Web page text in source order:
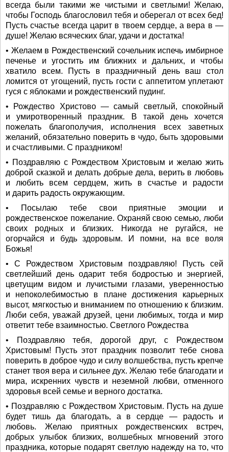
всегда были такими же чистыми и светлыми! Желаю,
чтобы Господь благословил тебя и оберегал от всех бед!
Пусть счастье всегда царит в твоем сердце, а вера в —
душе! Желаю всяческих благ, удачи и достатка!
• Желаем в Рождественский сочельник испечь имбирное
печенье и угостить им ближних и дальних, и чтобы
хватило всем. Пусть в праздничный день ваш стол
ломится от угощений, пусть гости с аппетитом уплетают
гуся с яблоками и рождественский пудинг.
• Рождество Христово — самый светлый, спокойный
и умиротворенный праздник. В такой день хочется
пожелать благополучия, исполнения всех заветных
желаний, обязательно поверить в чудо, быть здоровыми
и счастливыми. С праздником!
• Поздравляю с Рождеством Христовым и желаю жить
доброй сказкой и делать добрые дела, верить в любовь
и любить всем сердцем, жить в счастье и радости
и дарить радость окружающим.
• Посылаю тебе свои приятные эмоции и
рождественское пожелание. Охраняй свою семью, люби
своих родных и близких. Никогда не ругайся, не
огорчайся и будь здоровым. И помни, на все воля
Божья!
• С Рождеством Христовым поздравляю! Пусть сей
светлейший день одарит тебя бодростью и энергией,
цветущим видом и лучистыми глазами, уверенностью
и непоколебимостью в плане достижения карьерных
высот, мягкостью и вниманием по отношению к близким.
Люби себя, уважай друзей, цени любимых, тогда и мир
ответит тебе взаимностью. Светлого Рождества
• Поздравляю тебя, дорогой друг, с Рождеством
Христовым! Пусть этот праздник позволит тебе снова
поверить в доброе чудо и силу волшебства, пусть крепче
станет твоя вера и сильнее дух. Желаю тебе благодати и
мира, искренних чувств и неземной любви, отменного
здоровья всей семье и верного достатка.
• Поздравляю с Рождеством Христовым. Пусть на душе
будет тишь да благодать, а в сердце — радость и
любовь. Желаю приятных рождественских встреч,
добрых улыбок близких, волшебных мгновений этого
праздника, которые подарят светлую надежду на то, что